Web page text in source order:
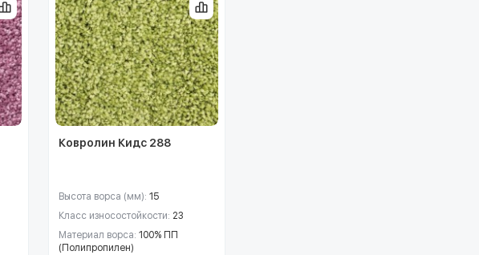
Ковролин Кидс 288
Высота ворса (мм): 15
Класс износостойкости: 23
Материал ворса: 100% ПП
(Полипропилен)